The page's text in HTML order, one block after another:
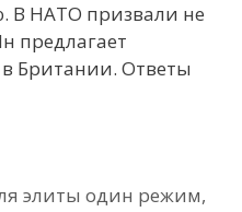
В НАТО призвали не
предлагает
в Британии. Ответы
элиты один режим,